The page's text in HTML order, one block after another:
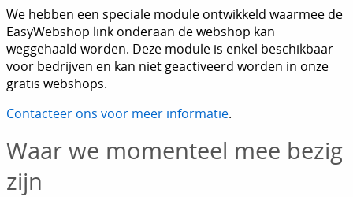
We hebben een speciale module ontwikkeld waarmee de
EasyWebshop link onderaan de webshop kan
weggehaald worden. Deze module is enkel beschikbaar
voor bedrijven en kan niet geactiveerd worden in onze
gratis webshops.
Contacteer ons voor meer informatie.
Waar we momenteel mee bezig
zijn